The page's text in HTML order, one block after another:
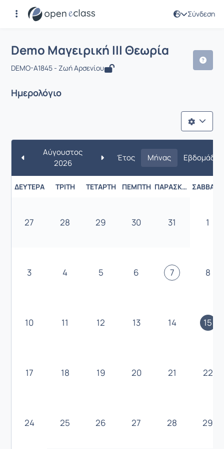
Σύνδεση
Μάθημα : Demo Μαγειρική ΙΙΙ Θεωρία
Demo Μαγειρική ΙΙΙ Θεωρία
DEMO-A1845 - Ζωή Αρσενίου
Ημερολόγιο
Αύγουστος
2026
Έτος Μήνας Εβδομάδα
ΔΕΥΤΈΡΑ ΤΡΊΤΗ ΤΕΤΆΡΤΗ ΠΈΜΠΤΗ ΠΑΡΑΣΚΕΥΉ ΣΆΒΒΑΤΟ
27 28 29 30 31 1
3 4 5 6 7 8
10 11 12 13 14 15
17 18 19 20 21 22
24 25 26 27 28 29